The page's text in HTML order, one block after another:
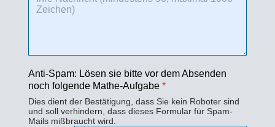
Anti-Spam: Lösen sie bitte vor dem Absenden
noch folgende Mathe-Aufgabe*
Dies dient der Bestätigung, dass Sie kein Roboter sind
und soll verhindern, dass dieses Formular für Spam-
Mails mißbraucht wird.